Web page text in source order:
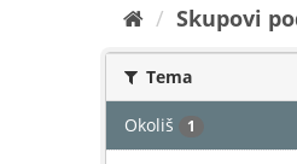
Skupovi
Tema
Okoliš 1